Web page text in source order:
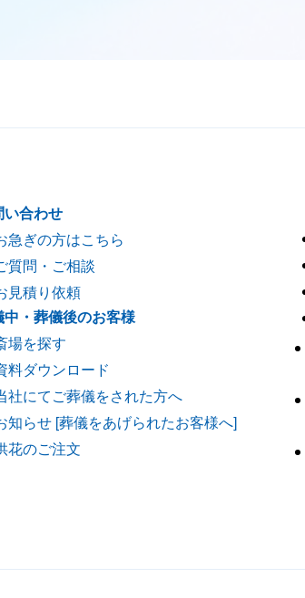
い合わせ
急ぎの方はこちら
質問・ご相談
見積り依頼
中・葬儀後のお客様
場を探す
料ダウンロード
社にてご葬儀をされた方へ
知らせ [葬儀をあげられたお客様へ]
花のご注文